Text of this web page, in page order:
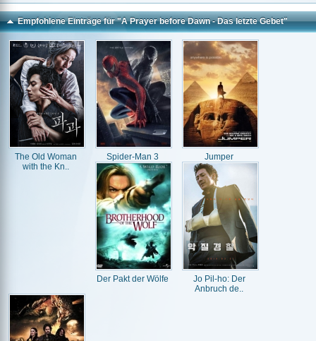
Empfohlene Einträge für "A Prayer before Dawn - Das letzte Gebet"
The Old Woman
with the Kn..
Spider-Man 3 Jumper
Der Pakt der Wölfe
Jo Pil-ho: Der
Anbruch de..